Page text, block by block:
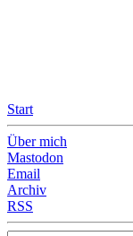
Start
Über mich
Mastodon
Email
Archiv
RSS